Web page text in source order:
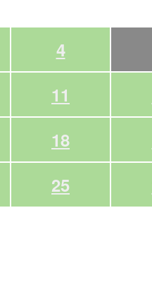
4
11
18
25